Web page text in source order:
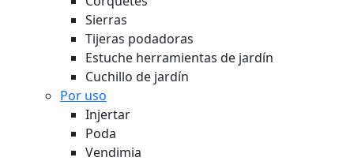
Sierras
Tijeras podadoras
Estuche herramientas de jardín
Cuchillo de jardín
Por uso
Injertar
Poda
Vendimia